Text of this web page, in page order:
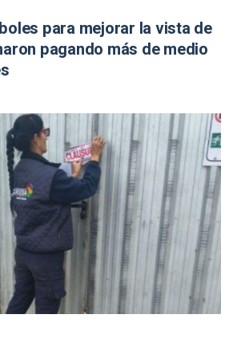
para mejorar la vista de
pagando más de medio